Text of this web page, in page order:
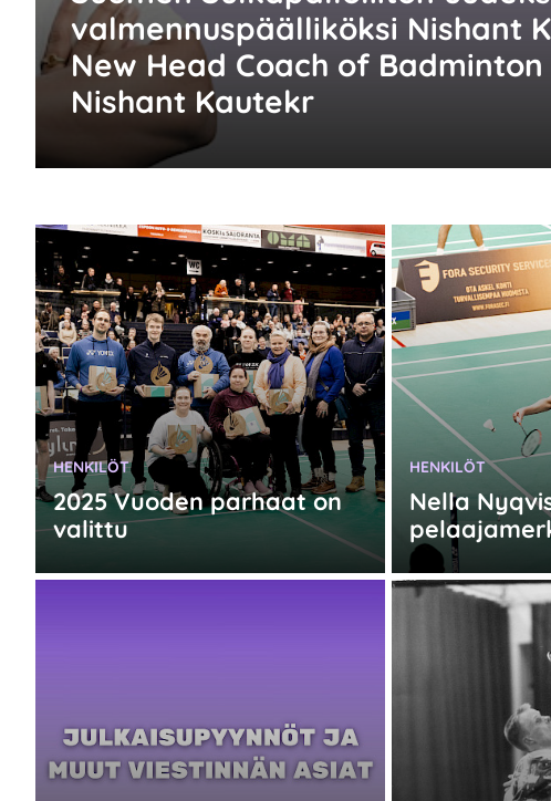
valmennuspäälliköksi Nishant
New Head Coach of
Nishant Kautekr
2025 Vuoden parhaat on
valittu
KATEGORIA:
HENKILÖT
Nella
KATEGORIA:
HENKILÖT